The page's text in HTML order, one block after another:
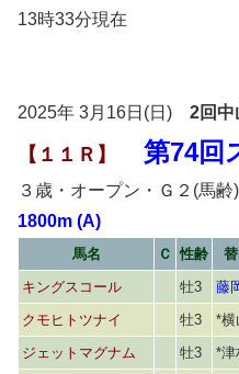
13時33分現在
2025年 3月16日(日) 2回中
【１１Ｒ】 第74回
３歳・オープン・Ｇ２(馬
1800m (A)
馬名 Ｃ 性齢
キングスコール
牡3 藤
クモヒトツナイ
牡3 *横
ジェットマグナム
牡3 *津